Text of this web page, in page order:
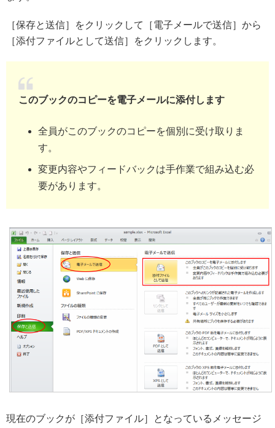
［保存と送信］をクリックして［電子メールで送信］から
［添付ファイルとして送信］をクリックします。
このブックのコピーを電子メールに添付します
全員がこのブックのコピーを個別に受け取りま
す。
変更内容やフィードバックは手作業で組み込む必
要があります。
現在のブックが［添付ファイル］となっているメッセージ